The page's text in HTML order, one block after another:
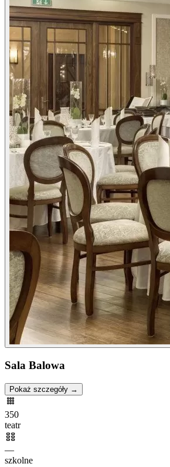
Sala Balowa
Pokaż szczegóły →
350
teatr
—
szkolne